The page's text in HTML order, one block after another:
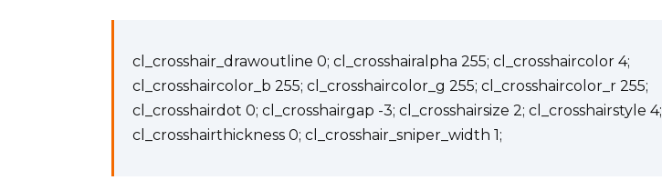
cl_crosshair_drawoutline 0; cl_crosshairalpha 255; cl_crosshaircolor 4;
cl_crosshaircolor_b 255; cl_crosshaircolor_g 255; cl_crosshaircolor_r 255;
cl_crosshairdot 0; cl_crosshairgap -3; cl_crosshairsize 2; cl_crosshairstyle 4;
cl_crosshairthickness 0; cl_crosshair_sniper_width 1;